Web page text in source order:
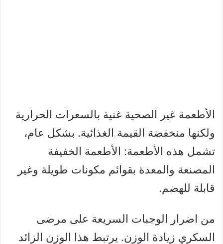
الأطعمة غير الصحية غنية بالسعرات الحرارية
ولكنها منخفضة القيمة الغذائية. بشكل عام،
تشمل هذه الأطعمة: الأطعمة الخفيفة
المصنعة والمعدة بقوائم مكونات طويلة وغير
قابلة للهضم.
من اضرار الوجبات السريعة على مرضى
السكري زيادة الوزن. يرتبط هذا الوزن الزائد